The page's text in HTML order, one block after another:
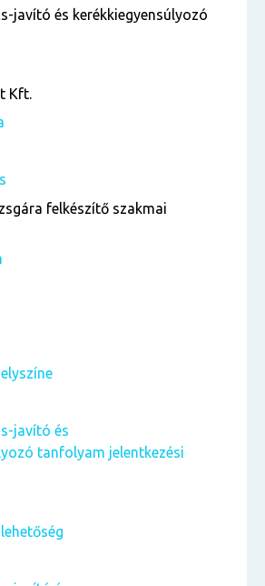
javító és kerékkiegyensúlyozó
Kft.
felkészítő szakmai
javító és
tanfolyam jelentkezési